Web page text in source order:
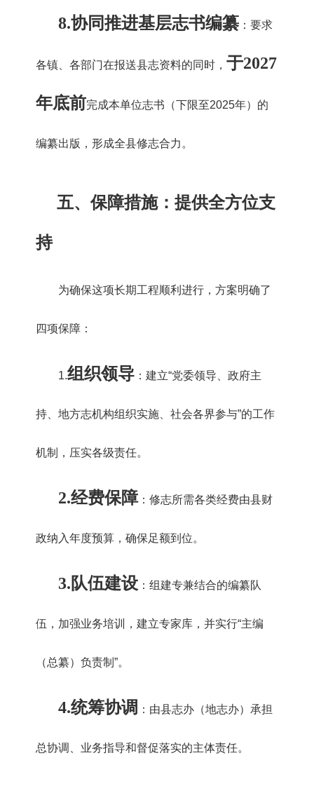
8.协同推进基层志书编纂：要求
各镇、各部门在报送县志资料的同时， 于2027
年底前完成本单位志书（下限至2025年）的
编纂出版，形成全县修志合力。
五、保障措施：提供全方位支
持
为确保这项长期工程顺利进行，方案明确了
四项保障：
1.组织领导：建立“党委领导、政府主
持、地方志机构组织实施、社会各界参与”的工作
机制，压实各级责任。
2.经费保障：修志所需各类经费由县财
政纳入年度预算，确保足额到位。
3.队伍建设：组建专兼结合的编纂队
伍，加强业务培训，建立专家库，并实行“主编
（总纂）负责制”。
4.统筹协调 ：由县志办（地志办）承担
总协调、业务指导和督促落实的主体责任。